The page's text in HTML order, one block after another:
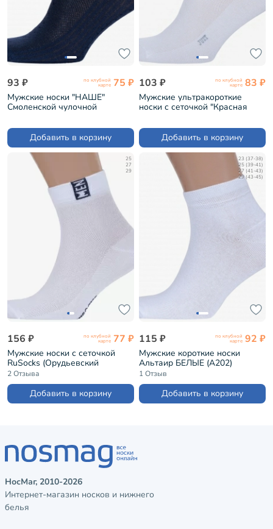
93 ₽ по клубной
карте 75 ₽
Мужские носки "НАШЕ"
Смоленской чулочной
СИНИЕ №3-1 (522С1-1)
Добавить в корзину
103 ₽ по клубной
карте 83 ₽
Мужские ультракороткие
носки с сеточкой "Красная
Добавить в корзину
25
27
29
156 ₽ по клубной
карте 77 ₽
Мужские носки с сеточкой
RuSocks (Орудьевский
трикотаж) БЕЛО-СИНИЕ
(М-2211)
2 Отзыва
Добавить в корзину
23 (37-38)
25 (39-41)
27 (41-43)
29 (43-45)
115 ₽ по клубной
карте 92 ₽
Мужские короткие носки
Альтаир БЕЛЫЕ (А202)
1 Отзыв
Добавить в корзину
НосМаг, 2010-2026
Интернет-магазин носков и нижнего
белья